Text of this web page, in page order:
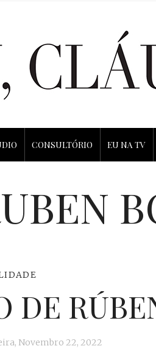
CONSULTÓRIO EU NA TV
DE
Novembro 22, 2022